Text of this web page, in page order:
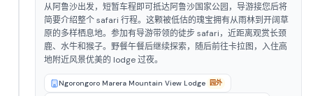
从阿鲁沙出发，短暂车程即可抵达阿鲁沙国家公园，导游接您后将
简要介绍整个 safari 行程。这颗被低估的瑰宝拥有从雨林到开阔草
原的多样栖息地。参加有导游带领的徒步 safari，近距离观赏长颈
鹿、水牛和猴子。野餐午餐后继续探索，随后前往卡拉图，入住高
地附近风景优美的 lodge 过夜。
Ngorongoro Marera Mountain View Lodge 园外